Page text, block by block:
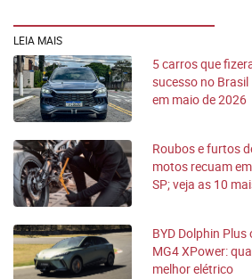
LEIA MAIS
5 carros que
sucesso no Brasil
em maio de 2026
Roubos e furtos
motos recuam em
SP; veja as 10
BYD Dolphin Plus
MG4 XPower:
melhor elétrico